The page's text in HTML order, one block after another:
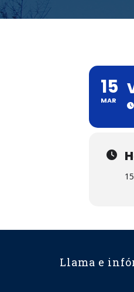
15
MAR
Llama e